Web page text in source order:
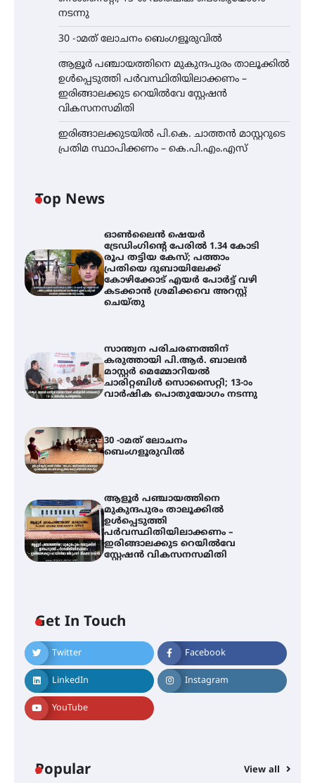
നടന്നു
30 -ാമത് ലോചനം ബെംഗളൂരുവിൽ
ആളൂർ പഞ്ചായത്തിനെ മുകുന്ദപുരം താലൂക്കിൽ
ഉൾപ്പെടുത്തി പർവസ്ഥിതിയിലാക്കണം –
ഇരിങ്ങാലക്കുട റെയിൽവേ സ്റ്റേഷൻ
വികസനസമിതി
ഇരിങ്ങാലക്കുടയിൽ പി.കെ. ചാത്തൻ മാസ്റ്ററുടെ
പ്രതിമ സ്ഥാപിക്കണം – കെ.പി.എം.എസ്
Top News
ഓൺലൈൻ ഷെയർ
ട്രേഡിംഗിന്റെ പേരിൽ 1.34 കോടി
രൂപ തട്ടിയ കേസ്; പത്താം
പ്രതിയെ ദുബായിലേക്ക്
കോഴിക്കോട് എയർ പോർട്ട് വഴി
കടക്കാൻ ശ്രമിക്കവെ അറസ്റ്റ്
ചെയ്തു
സാന്ത്വന പരിചരണത്തിന്
കരുത്തായി പി.ആർ. ബാലൻ
മാസ്റ്റർ മെമ്മോറിയൽ
ചാരിറ്റബിൾ സൊസൈറ്റി; 13-ാം
വാർഷിക പൊതുയോഗം നടന്നു
30 -ാമത് ലോചനം
ബെംഗളൂരുവിൽ
ആളൂർ പഞ്ചായത്തിനെ
മുകുന്ദപുരം താലൂക്കിൽ
ഉൾപ്പെടുത്തി
പർവസ്ഥിതിയിലാക്കണം –
ഇരിങ്ങാലക്കുട റെയിൽവേ
സ്റ്റേഷൻ വികസനസമിതി
Get In Touch
Twitter Facebook
LinkedIn Instagram
YouTube
Popular View all
കരുത്തായി പി.ആർ. ബാലൻ
മാസ്റ്റർ മെമ്മോറിയൽ ചാരിറ്റബിൾ
പൊതുയോഗം നടന്നു
30 -ാമത് ലോചനം ബെംഗളൂരുവിൽ